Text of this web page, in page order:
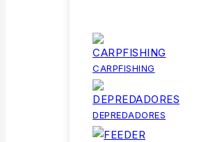
CARPFISHING
DEPREDADORES